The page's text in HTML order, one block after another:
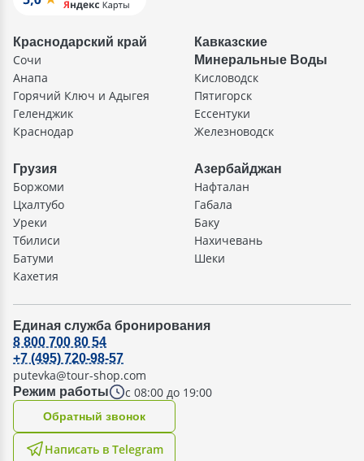
Краснодарский край
Сочи
Анапа
Горячий Ключ и Адыгея
Геленджик
Краснодар
Кавказские
Минеральные Воды
Кисловодск
Пятигорск
Ессентуки
Железноводск
Грузия
Боржоми
Цхалтубо
Уреки
Тбилиси
Батуми
Кахетия
Азербайджан
Нафталан
Габала
Баку
Нахичевань
Шеки
Единая служба бронирования
Режим работы с 08:00 до 19:00
8 800 700 80 54
+7 (495) 720-98-57
putevka@tour-shop.com
Написать в Telegram
Oбратный звонок